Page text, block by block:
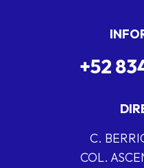
+52
C.
COL.